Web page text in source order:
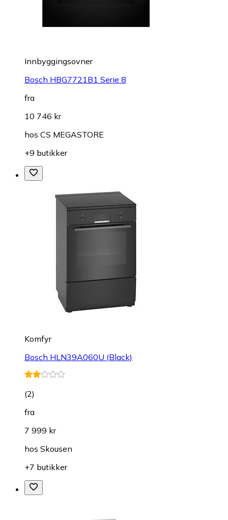
Innbyggingsovner
Bosch HBG7721B1 Serie 8
fra
10 746 kr
hos CS MEGASTORE
+9 butikker
Komfyr
Bosch HLN39A060U (Black)
(2)
fra
7 999 kr
hos Skousen
+7 butikker